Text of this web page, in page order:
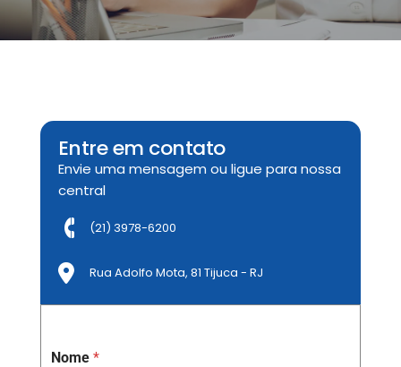
Entre em contato
Envie uma mensagem ou ligue para nossa
central
(21) 3978-6200
Rua Adolfo Mota, 81 Tijuca - RJ
Nome *